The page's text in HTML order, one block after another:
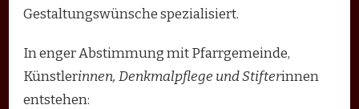
Gestaltungswünsche spezialisiert.
In enger Abstimmung mit Pfarrgemeinde,
Künstlerinnen, Denkmalpflege und Stifterinnen
entstehen: